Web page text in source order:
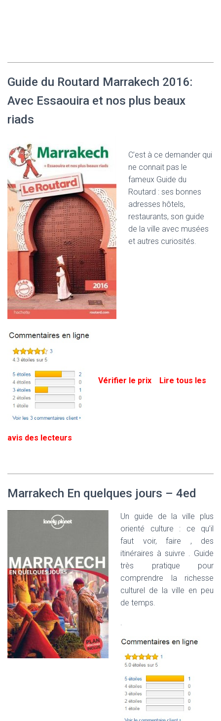
Guide du Routard Marrakech 2016:
Avec Essaouira et nos plus beaux
riads
C’est à ce demander qui
ne connait pas le
fameux Guide du
Routard : ses bonnes
adresses hôtels,
restaurants, son guide
de la ville avec musées
et autres curiosités.
Vérifier le prix Lire tous les
avis des lecteurs
Marrakech En quelques jours – 4ed
Un guide de la ville plus
orienté culture : ce qu’il
faut voir, faire , des
itinéraires à suivre . Guide
très pratique pour
comprendre la richesse
culturel de la ville en peu
de temps.